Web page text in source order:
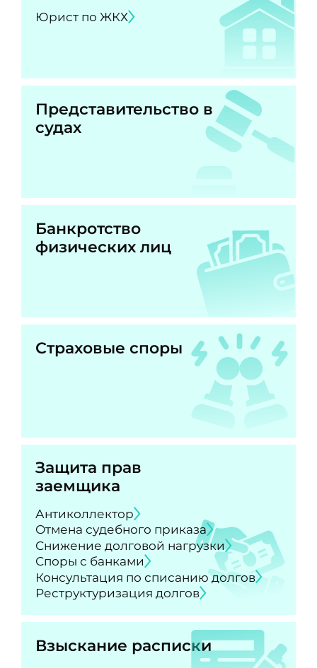
Юрист по ЖКХ
Представительство в
судах
Банкротство
физических лиц
Страховые споры
Защита прав
заемщика
Антиколлектор
Отмена судебного приказа
Снижение долговой нагрузки
Споры с банками
Консультация по списанию долгов
Реструктуризация долгов
Взыскание расписки